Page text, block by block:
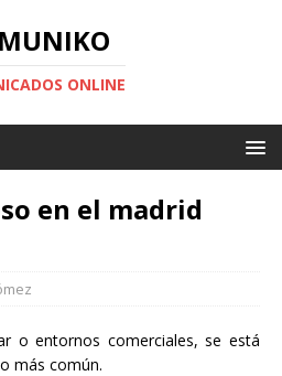
ONLINE
en el madrid
o entornos comerciales, se está
más común.